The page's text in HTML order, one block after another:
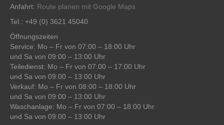
Anfahrt: Route planen mit Google Maps
Tel.: +49 (0) 3621 45040
Öffnungszeiten
Service: Mo – Fr von 07:00 – 18:00 Uhr
und Sa von 09:00 – 13:00 Uhr
Teiledienst: Mo – Fr von 07:00 – 17:00 Uhr
und Sa von 09:00 – 13:00 Uhr
Verkauf: Mo – Fr von 08:00 – 18:00 Uhr
und Sa von 09:00 – 13:00 Uhr
Waschanlage: Mo – Fr von 07:00 – 18:00 Uhr
und Sa von 09:00 – 13:00 Uhr